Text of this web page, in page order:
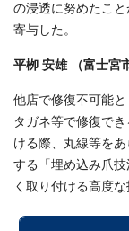
の浸透に努めたこ
寄与した。
平栁 安雄 （富士宮
他店で修復不可能
タガネ等で修復で
ける際、丸線等を
する「埋め込み爪
く取り付ける高度な